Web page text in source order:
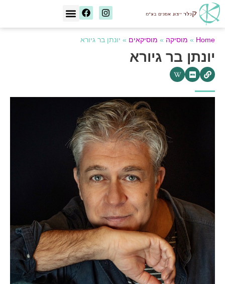
Home
» מוסיקה » מוסיקאים » יונתן בר גיורא
יונתן בר גיורא